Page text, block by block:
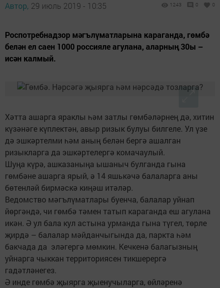
Автор, 29 июль 2019 - 10:35 1243 0 0
Роспотребнадзор мәгълүматларына караганда, гөмбә
белән ел саен 1000 россияле агулана, аларның 30ы –
исән калмый.
Хәтта ашарга яраклы һәм затлы гөмбәләрнең дә, хитин
күзәнәге күплектән, авыр ризык булуы билгеле. Ул үзе
дә эшкәртелми һәм аның белән бергә ашалган
ризыкларга да эшкәртелергә комачаулый.
Шуңа күрә, ашказаныңа ышаныч булганда гына
гөмбәне ашарга ярый, ә 14 яшькәчә балаларга аны
бөтенләй бирмәскә киңәш итәләр.
Ведомство мәгълүматлары буенча, балалар уйнап
йөргәндә, чи гөмбә тәмен татып караганда еш агулана
икән. Ә ул бала кул астына урманда гына түгел, төрле
җирдә – балалар мәйданчыгында да, паркта һәм
бакчада да эләгергә мөмкин. Кечкенә балагызның
уйнарга чыккан территориясен тикшерергә
гадәтләнегез.
Ә инде гөмбә җыярга җые­нучыларга, өйләренә